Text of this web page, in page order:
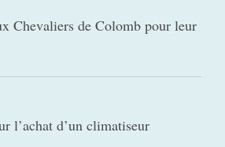
Chevaliers de Colomb pour leur
l’achat d’un climatiseur